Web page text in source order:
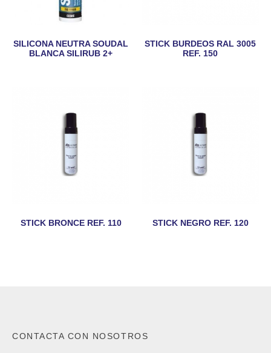
SILICONA NEUTRA SOUDAL
BLANCA SILIRUB 2+
STICK BURDEOS RAL 3005
REF. 150
STICK BRONCE REF. 110 STICK NEGRO REF. 120
CONTACTA CON NOSOTROS